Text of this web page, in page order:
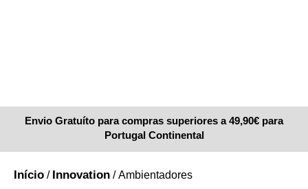
Envio Gratuíto para compras superiores a 49,90€ para
Portugal Continental
Início / Innovation / Ambientadores